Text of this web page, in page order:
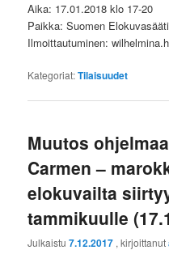
Aika: 17.01.2018 klo 17-20
Paikka: Suomen
Ilmoittautuminen:
Kategoriat:Tilaisuudet
Muutos
Carmen –
elokuvailta
tammikuulle
Julkaistu7.12.2017 , kirjoittanut